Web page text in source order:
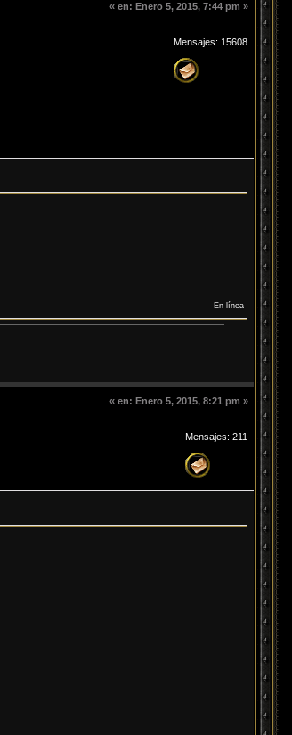
« en: Enero 5, 2015, 7:44 pm »
Mensajes: 15608
En línea
« en: Enero 5, 2015, 8:21 pm »
Mensajes: 211